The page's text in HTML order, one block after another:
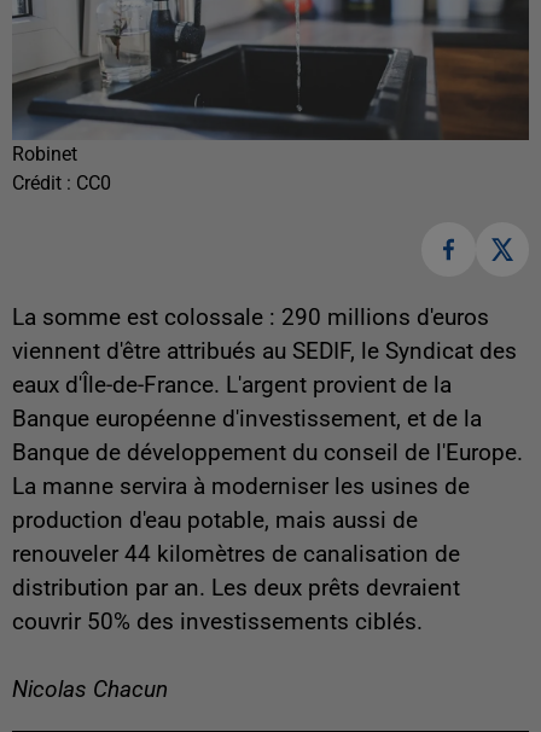
Robinet
Crédit : CC0
La somme est colossale : 290 millions d'euros
viennent d'être attribués au SEDIF, le Syndicat des
eaux d'Île-de-France. L'argent provient de la
Banque européenne d'investissement, et de la
Banque de développement du conseil de l'Europe.
La manne servira à moderniser les usines de
production d'eau potable, mais aussi de
renouveler 44 kilomètres de canalisation de
distribution par an. Les deux prêts devraient
couvrir 50% des investissements ciblés.
Nicolas Chacun